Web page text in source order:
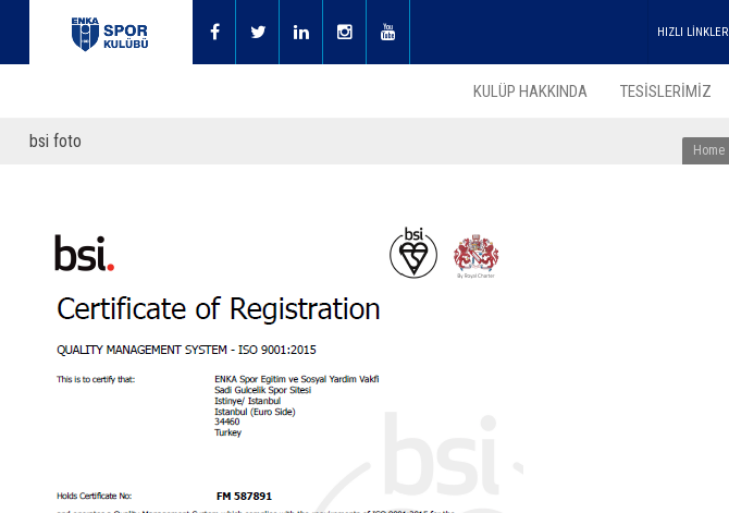
HIZLI LİNKLER
KULÜP HAKKINDA TESİSLERİMİZ
bsi foto Home